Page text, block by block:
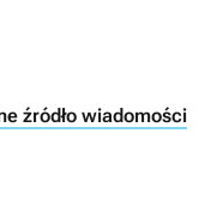
źródło wiadomości